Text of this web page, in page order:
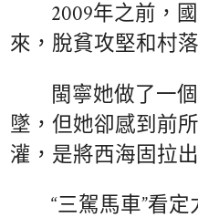
2009年之前，
來，脫貧攻堅和村
閩寧她做了一
墜，但她卻感到前
灌，是將西海固拉
“三駕馬車”看